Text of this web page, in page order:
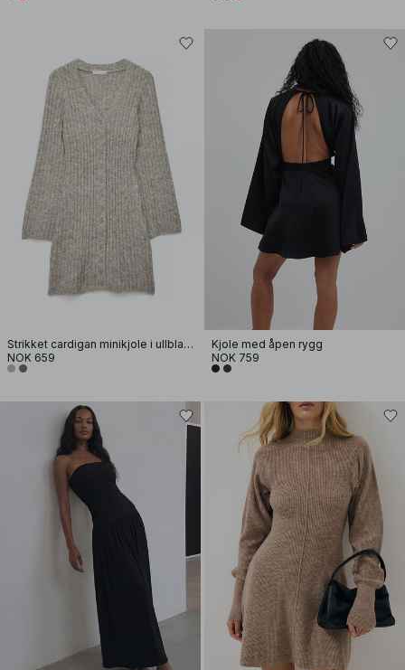
Strikket cardigan minikjole i ullblanding
NOK 659
Kjole med åpen rygg
NOK 759